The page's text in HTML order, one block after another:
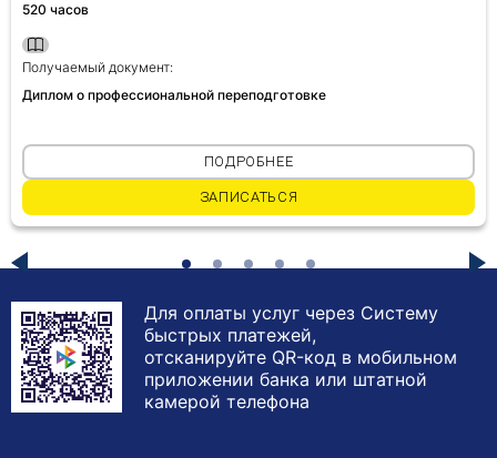
520 часов
Получаемый документ:
Диплом о профессиональной переподготовке
ПОДРОБНЕЕ
ЗАПИСАТЬСЯ
Для оплаты услуг через Систему
быстрых платежей,
отсканируйте QR-код в мобильном
приложении банка или штатной
камерой телефона